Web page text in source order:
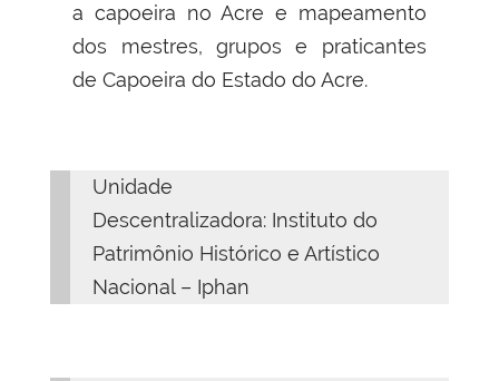
a capoeira no Acre e mapeamento
dos mestres, grupos e praticantes
de Capoeira do Estado do Acre.
Unidade
Descentralizadora: Instituto do
Patrimônio Histórico e Artístico
Nacional – Iphan